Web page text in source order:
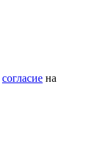
согласие на